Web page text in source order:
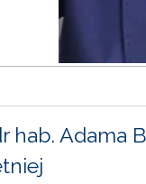
hab. Adama